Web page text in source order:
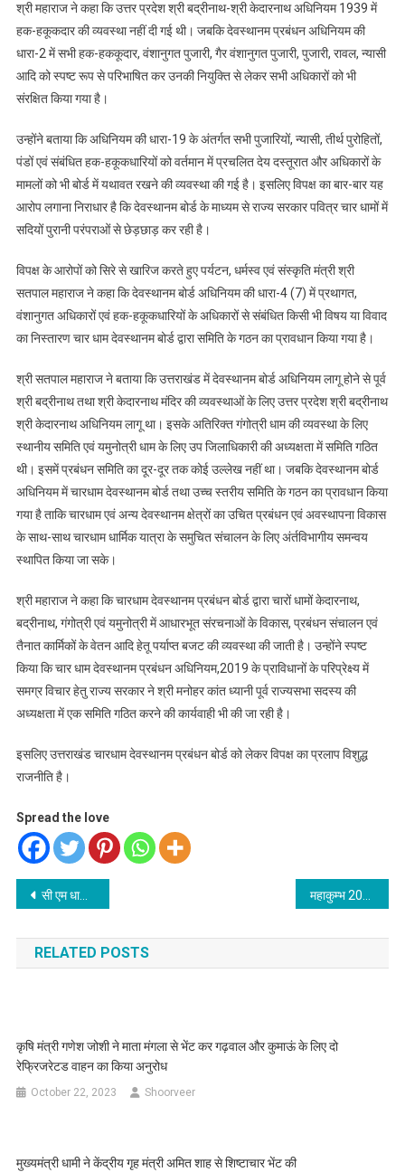
श्री महाराज ने कहा कि उत्तर प्रदेश श्री बद्रीनाथ-श्री केदारनाथ अधिनियम 1939 में
हक-हकूकदार की व्यवस्था नहीं दी गई थी। जबकि देवस्थानम प्रबंधन अधिनियम की
धारा-2 में सभी हक-हककूदार, वंशानुगत पुजारी, गैर वंशानुगत पुजारी, पुजारी, रावल, न्यासी
आदि को स्पष्ट रूप से परिभाषित कर उनकी नियुक्ति से लेकर सभी अधिकारों को भी
संरक्षित किया गया है।
उन्होंने बताया कि अधिनियम की धारा-19 के अंतर्गत सभी पुजारियों, न्यासी, तीर्थ पुरोहितों,
पंडों एवं संबंधित हक-हकूकधारियों को वर्तमान में प्रचलित देय दस्तूरात और अधिकारों के
मामलों को भी बोर्ड में यथावत रखने की व्यवस्था की गई है। इसलिए विपक्ष का बार-बार यह
आरोप लगाना निराधार है कि देवस्थानम बोर्ड के माध्यम से राज्य सरकार पवित्र चार धामों में
सदियों पुरानी परंपराओं से छेड़छाड़ कर रही है।
विपक्ष के आरोपों को सिरे से खारिज करते हुए पर्यटन, धर्मस्व एवं संस्कृति मंत्री श्री
सतपाल महाराज ने कहा कि देवस्थानम बोर्ड अधिनियम की धारा-4 (7) में प्रथागत,
वंशानुगत अधिकारों एवं हक-हकूकधारियों के अधिकारों से संबंधित किसी भी विषय या विवाद
का निस्तारण चार धाम देवस्थानम बोर्ड द्वारा समिति के गठन का प्रावधान किया गया है।
श्री सतपाल महाराज ने बताया कि उत्तराखंड में देवस्थानम बोर्ड अधिनियम लागू होने से पूर्व
श्री बद्रीनाथ तथा श्री केदारनाथ मंदिर की व्यवस्थाओं के लिए उत्तर प्रदेश श्री बद्रीनाथ
श्री केदारनाथ अधिनियम लागू था। इसके अतिरिक्त गंगोत्री धाम की व्यवस्था के लिए
स्थानीय समिति एवं यमुनोत्री धाम के लिए उप जिलाधिकारी की अध्यक्षता में समिति गठित
थी। इसमें प्रबंधन समिति का दूर-दूर तक कोई उल्लेख नहीं था। जबकि देवस्थानम बोर्ड
अधिनियम में चारधाम देवस्थानम बोर्ड तथा उच्च स्तरीय समिति के गठन का प्रावधान किया
गया है ताकि चारधाम एवं अन्य देवस्थानम क्षेत्रों का उचित प्रबंधन एवं अवस्थापना विकास
के साथ-साथ चारधाम धार्मिक यात्रा के समुचित संचालन के लिए अंर्तविभागीय समन्वय
स्थापित किया जा सके।
श्री महाराज ने कहा कि चारधाम देवस्थानम प्रबंधन बोर्ड द्वारा चारों धामों केदारनाथ,
बद्रीनाथ, गंगोत्री एवं यमुनोत्री में आधारभूत संरचनाओं के विकास, प्रबंधन संचालन एवं
तैनात कार्मिकों के वेतन आदि हेतू पर्याप्त बजट की व्यवस्था की जाती है। उन्होंने स्पष्ट
किया कि चार धाम देवस्थानम प्रबंधन अधिनियम,2019 के प्राविधानों के परिप्रेक्ष्य में
समग्र विचार हेतु राज्य सरकार ने श्री मनोहर कांत ध्यानी पूर्व राज्यसभा सदस्य की
अध्यक्षता में एक समिति गठित करने की कार्यवाही भी की जा रही है।
इसलिए उत्तराखंड चारधाम देवस्थानम प्रबंधन बोर्ड को लेकर विपक्ष का प्रलाप विशुद्ध
राजनीति है।
Spread the love
Post
navigation
सी एम धामी ने की कई अहम घोषणा महाकुम्भ 2021@कोविड-19 की फर्जी रैपिड एन्टीजन टेस्टिंग प्रकरण में दो अधिकारी निलम्बित
RELATED POSTS
कृषि मंत्री गणेश जोशी ने माता मंगला से भेंट कर गढ़वाल और कुमाऊं के लिए दो
रेफ्रिजरेटड वाहन का किया अनुरोध
October 22, 2023 Shoorveer
मुख्यमंत्री धामी ने केंद्रीय गृह मंत्री अमित शाह से शिष्टाचार भेंट की